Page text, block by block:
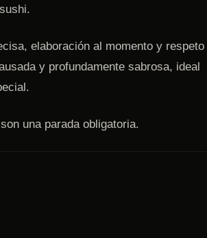
elaboración al momento y respeto
y profundamente sabrosa, ideal
una parada obligatoria.